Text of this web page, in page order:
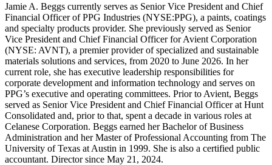
Jamie A. Beggs currently serves as Senior Vice President and Chief
Financial Officer of PPG Industries (NYSE:PPG), a paints, coatings
and specialty products provider. She previously served as Senior
Vice President and Chief Financial Officer for Avient Corporation
(NYSE: AVNT), a premier provider of specialized and sustainable
materials solutions and services, from 2020 to June 2026. In her
current role, she has executive leadership responsibilities for
corporate development and information technology and serves on
PPG’s executive and operating committees. Prior to Avient, Beggs
served as Senior Vice President and Chief Financial Officer at Hunt
Consolidated and, prior to that, spent a decade in various roles at
Celanese Corporation. Beggs earned her Bachelor of Business
Administration and her Master of Professional Accounting from The
University of Texas at Austin in 1999. She is also a certified public
accountant. Director since May 21, 2024.